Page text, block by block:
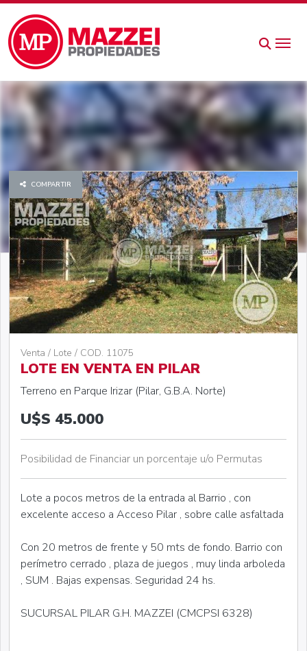
COMPARTIR
Venta / Lote / COD. 11075
LOTE EN VENTA EN PILAR
Terreno en Parque Irizar (Pilar, G.B.A. Norte)
U$S 45.000
Posibilidad de Financiar un porcentaje u/o Permutas
Lote a pocos metros de la entrada al Barrio , con
excelente acceso a Acceso Pilar , sobre calle asfaltada
Con 20 metros de frente y 50 mts de fondo. Barrio con
perímetro cerrado , plaza de juegos , muy linda arboleda
, SUM . Bajas expensas. Seguridad 24 hs.
SUCURSAL PILAR G.H. MAZZEI (CMCPSI 6328)